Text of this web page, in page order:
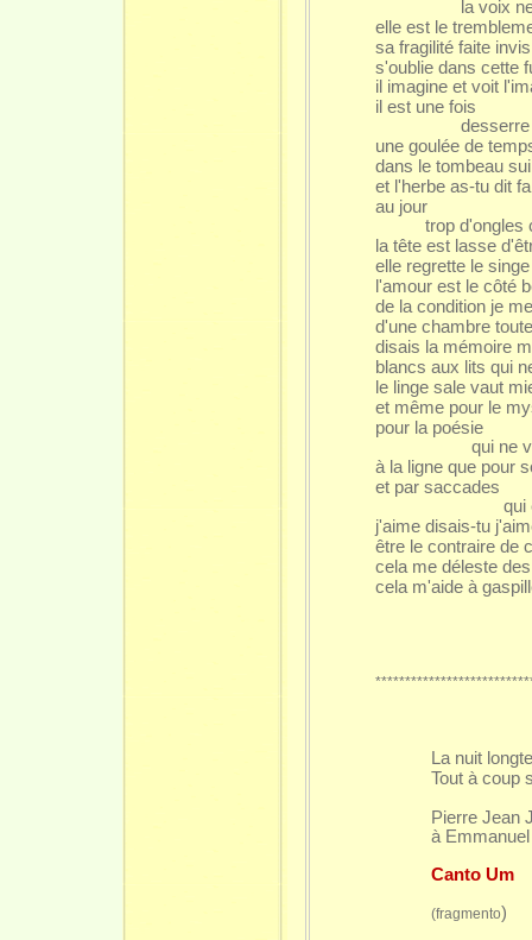
la voix
elle est le
sa fragilité faite
s'oublie dans cette
il imagine et voit
il est une fois
une goulée de
dans le tombeau
et l'herbe as-tu dit
au jour
trop d'ongles
la tête est lasse
elle regrette le
l'amour est le côté
de la condition je
d'une chambre
disais la mémoire
blancs aux lits qui
le linge sale vaut
et même pour le
pour la poésie
qui ne
à la ligne que pour
et par saccades
qui
j'aime disais-tu
être le contraire de
cela me déleste
cela m'aide à
La nuit
Tout à coup
Pierre Jean
à
Canto Um
(fragmento)